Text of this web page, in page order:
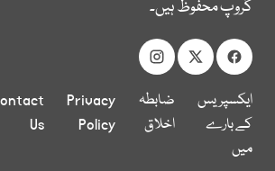
گروپ محفوظ ہیں۔
ایکسپریس
کے بارے
میں
ضابطہ
اخلاق
Privacy
Policy
Us